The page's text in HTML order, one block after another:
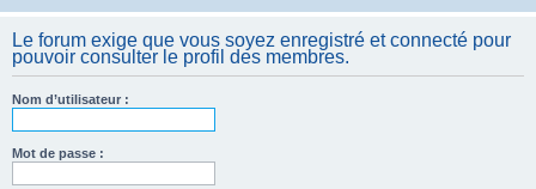
Le forum exige que vous soyez enregistré et connecté pour
pouvoir consulter le profil des membres.
Nom d’utilisateur :
Mot de passe :